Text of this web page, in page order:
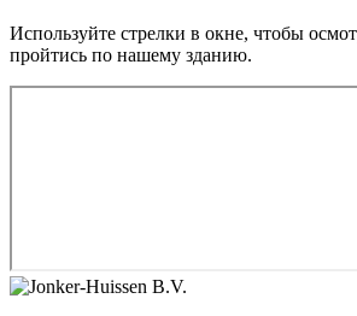
Используйте стрелки в окне, чтобы
пройтись по нашему зданию.